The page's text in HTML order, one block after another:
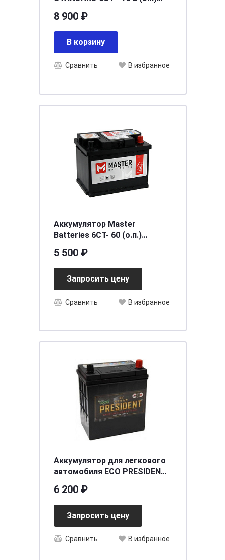
8 900 ₽
В корзину
Сравнить В избранное
Аккумулятор Master
Batteries 6СТ- 60 (о.п.)
5 500 ₽
Запросить цену
Сравнить В избранное
Аккумулятор для легкового
автомобиля ECO PRESIDENT
6 200 ₽
Запросить цену
Сравнить В избранное